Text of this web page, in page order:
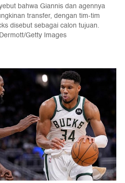
bahwa Giannis dan agennya
transfer, dengan tim-tim
disebut sebagai calon tujuan.
Getty Images